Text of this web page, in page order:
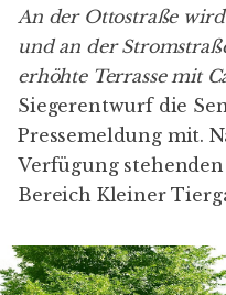
An der Ottostraße
und an der
erhöhte Terrasse mit
Siegerentwurf die
Pressemeldung mit.
Verfügung
Bereich Kleiner